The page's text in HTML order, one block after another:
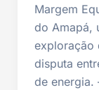
Margem
do Amapá,
exploração
disputa
de